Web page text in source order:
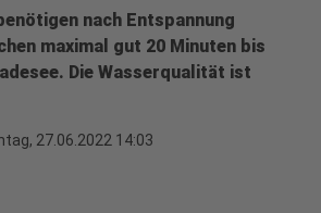
nach Entspannung
maximal gut 20 Minuten bis
Die Wasserqualität ist
27.06.2022 14:03